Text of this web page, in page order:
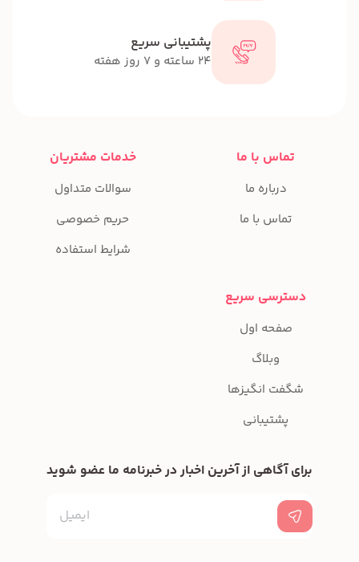
پشتیبانی سریع
24 ساعته و 7 روز هفته
تماس با ما
درباره ما
تماس با ما
خدمات مشتریان
سوالات متداول
حریم خصوصی
شرایط استفاده
دسترسی سریع
صفحه اول
وبلاگ
شگفت انگیزها
پشتیبانی
برای آگاهی از آخرین اخبار در خبرنامه ما عضو شوید